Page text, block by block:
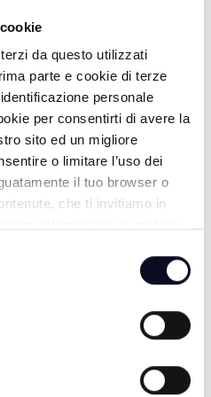
da questo utilizzati
parte e cookie di terze
personale
per consentirti di avere la
sito ed un migliore
o limitare l’uso dei
il tuo browser o
che ti invitiamo in
TUTTE LE NOTIZIE
Comune proclama